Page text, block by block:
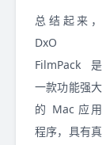
总结起来，
DxO
FilmPack 是
一款功能强大
的 Mac 应用
程序，具有真